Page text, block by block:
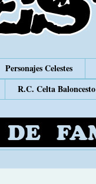
Personajes Celestes
R.C. Celta Baloncesto